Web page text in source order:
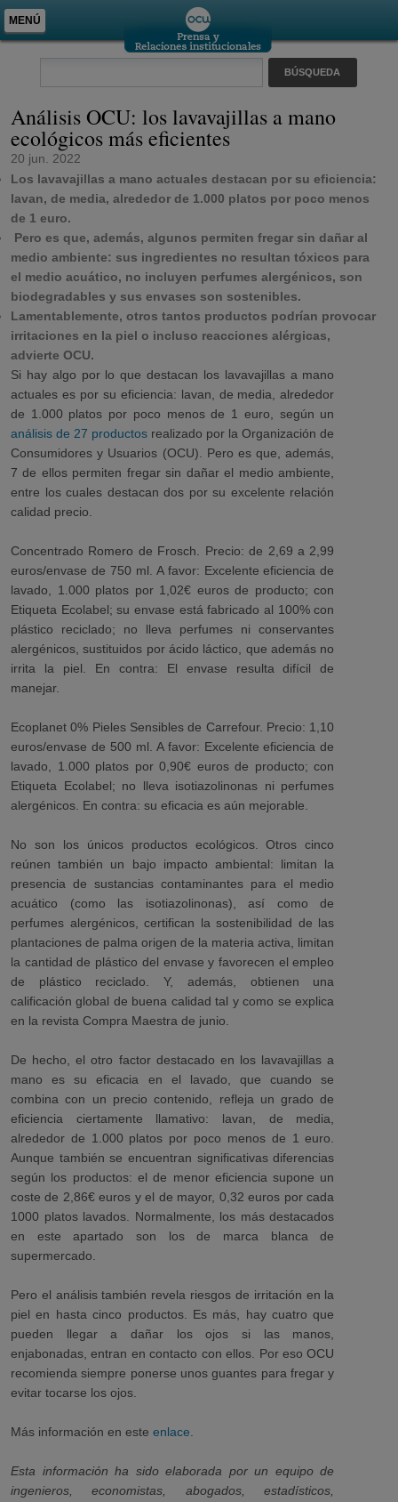
MENÚ
Análisis OCU: los lavavajillas a mano
ecológicos más eficientes
20 jun. 2022
Los lavavajillas a mano actuales destacan por su eficiencia:
lavan, de media, alrededor de 1.000 platos por poco menos
de 1 euro.
Pero es que, además, algunos permiten fregar sin dañar al
medio ambiente: sus ingredientes no resultan tóxicos para
el medio acuático, no incluyen perfumes alergénicos, son
biodegradables y sus envases son sostenibles.
Lamentablemente, otros tantos productos podrían provocar
irritaciones en la piel o incluso reacciones alérgicas,
advierte OCU.
Si hay algo por lo que destacan los lavavajillas a mano
actuales es por su eficiencia: lavan, de media, alrededor
de 1.000 platos por poco menos de 1 euro, según un
análisis de 27 productos realizado por la Organización de
Consumidores y Usuarios (OCU). Pero es que, además,
7 de ellos permiten fregar sin dañar el medio ambiente,
entre los cuales destacan dos por su excelente relación
calidad precio.
Concentrado Romero de Frosch.
Precio: de 2,69 a 2,99
euros/envase de 750 ml. A favor: Excelente eficiencia de
lavado, 1.000 platos por 1,02€ euros de producto; con
Etiqueta Ecolabel; su envase está fabricado al 100% con
plástico reciclado; no lleva perfumes ni conservantes
alergénicos, sustituidos por ácido láctico, que además no
irrita la piel. En contra: El envase resulta difícil de
manejar.
Ecoplanet 0% Pieles Sensibles de Carrefour. Precio: 1,10
euros/envase de 500 ml. A favor: Excelente eficiencia de
lavado, 1.000 platos por 0,90€ euros de producto; con
Etiqueta Ecolabel; no lleva isotiazolinonas ni perfumes
alergénicos. En contra: su eficacia es aún mejorable.
No son los únicos productos ecológicos. Otros cinco
reúnen también un bajo impacto ambiental: limitan la
presencia de sustancias contaminantes para el medio
acuático (como las isotiazolinonas), así como de
perfumes alergénicos, certifican la sostenibilidad de las
plantaciones de palma origen de la materia activa, limitan
la cantidad de plástico del envase y favorecen el empleo
de plástico reciclado. Y, además, obtienen una
calificación global de buena calidad tal y como se explica
en la revista Compra Maestra de junio.
De hecho, el otro factor destacado en los lavavajillas a
mano es su eficacia en el lavado, que cuando se
combina con un precio contenido, refleja un grado de
eficiencia ciertamente llamativo: lavan, de media,
alrededor de 1.000 platos por poco menos de 1 euro
Aunque también se encuentran significativas diferencias
según los productos: el de menor eficiencia supone un
coste de 2,86€ euros y el de mayor, 0,32 euros por cada
1000 platos lavados. Normalmente, los más destacados
en este apartado son los de marca blanca de
supermercado.
Pero el análisis también revela riesgos de irritación en la
piel en hasta cinco productos. Es más, hay cuatro que
pueden llegar a dañar los ojos si las manos,
enjabonadas, entran en contacto con ellos. Por eso OCU
recomienda siempre ponerse unos guantes para fregar y
evitar tocarse los ojos.
Más información en este enlace
Esta información ha sido elaborada por un equipo de
ingenieros, economistas, abogados, estadísticos,